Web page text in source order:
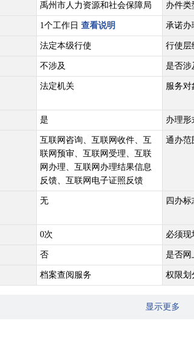
禹州市人力资源和社会保障局 办件类
1个工作日 查看说明 承诺办
法定本级行使 行使层
不涉及 是否涉
法定机关 服务对
是 办理形
互联网咨询、互联网收件、互
联网预审、互联网受理、互联
网办理、互联网办理结果信息
反馈、互联网电子证照反馈
通办范
无 四办标
0次 必须现
否 是否网
档案查阅服务 权限划
显示更多